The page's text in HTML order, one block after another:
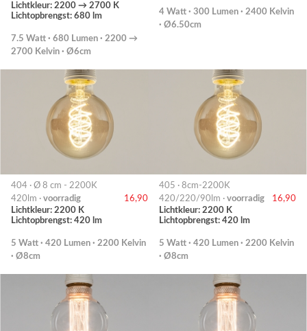
Lichtkleur: 2200 → 2700 K
Lichtopbrengst: 680 lm
7.5 Watt · 680 Lumen · 2200 →
2700 Kelvin · Ø6cm
4 Watt · 300 Lumen · 2400 Kelvin
· Ø6.50cm
404 · Ø 8 cm - 2200K
420lm · voorradig
16,90
Lichtkleur: 2200 K
Lichtopbrengst: 420 lm
5 Watt · 420 Lumen · 2200 Kelvin
· Ø8cm
405 · 8cm-2200K
420/220/90lm · voorradig
16,90
Lichtkleur: 2200 K
Lichtopbrengst: 420 lm
5 Watt · 420 Lumen · 2200 Kelvin
· Ø8cm